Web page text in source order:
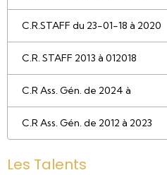
C.R.STAFF du 23-01-18 à 2020
C.R. STAFF 2013 à 012018
C.R Ass. Gén. de 2024 à
C.R Ass. Gén. de 2012 à 2023
Les Talents